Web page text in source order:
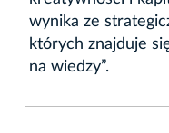
wynika ze
których znajduje
na wiedzy”.